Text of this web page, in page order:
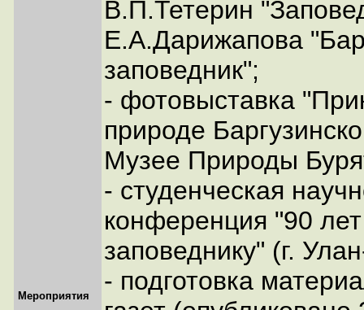
Мероприятия
В.П.Тетерин
Е.А.Дарижапова
заповедник";
- фотовыставка
природе
Музее Природы
- студенческая
конференция "90
заповеднику" (г.
- подготовка